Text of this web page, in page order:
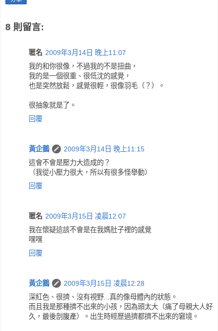
8 則留言:
匿名 2009年3月14日 晚上11:07
我的和你很像，不過我的不是扭曲，
我的是一個很重、很低沈的感覺，
也是突然放鬆，感覺很輕，很像羽毛（？）。
很抽象就是了。
回覆
黃企鵝
2009年3月14日 晚上11:15
這會不會是壓力大造成的？
（我從小壓力很大，所以有很多怪舉動）
回覆
匿名 2009年3月15日 凌晨12:07
我在懷疑這該不會是在我媽肚子裡的感覺
嘿嘿
回覆
黃企鵝
2009年3月15日 凌晨12:28
深紅色、很擠、沒有視野...真的像母體內的狀態。
而且我是那種擠不出來的小孩，因為頭太大（痛了母親大人好
久，最後剖腹產）。出生時經歷過擠都擠不出來的窘境。